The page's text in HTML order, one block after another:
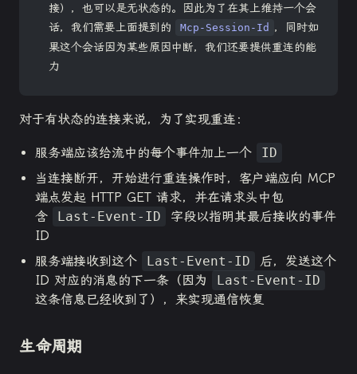
接），也可以是无状态的。因此为了在其上维持一个会
话，我们需要上面提到的
Mcp-Session-Id ，同时如
果这个会话因为某些原因中断，我们还要提供重连的能
力
对于有状态的连接来说，为了实现重连：
服务端应该给流中的每个事件加上一个
ID
当连接断开，开始进行重连操作时，客户端应向 MCP
端点发起 HTTP GET 请求，并在请求头中包
含
Last-Event-ID
字段以指明其最后接收的事件
ID
服务端接收到这个
Last-Event-ID
后，发送这个
ID 对应的消息的下一条（因为
Last-Event-ID
这条信息已经收到了），来实现通信恢复
生命周期